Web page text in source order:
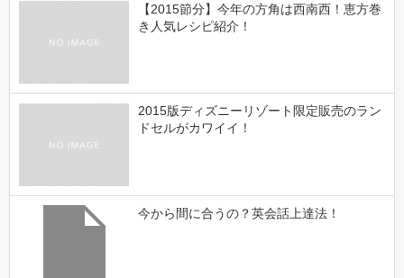
【2015節分】今年の方角は西南西！恵方巻
き人気レシピ紹介！
2015版ディズニーリゾート限定販売のラン
ドセルがカワイイ！
今から間に合うの？英会話上達法！